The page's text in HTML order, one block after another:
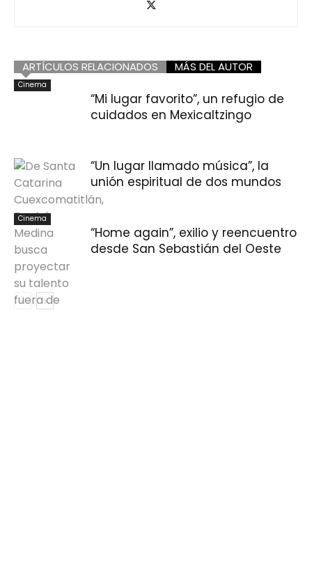
ARTÍCULOS RELACIONADOS MÁS DEL AUTOR
Cinema
“Mi lugar favorito”, un refugio de
cuidados en Mexicaltzingo
“Un lugar llamado música”, la
unión espiritual de dos mundos
Cinema
“Home again”, exilio y reencuentro
desde San Sebastián del Oeste